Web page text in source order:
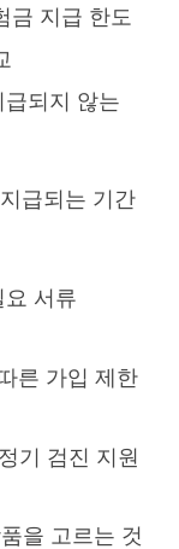
금 지급 한도
되지 않는
급되는 기간
서류
른 가입 제한
기 검진 지원
을 고르는 것